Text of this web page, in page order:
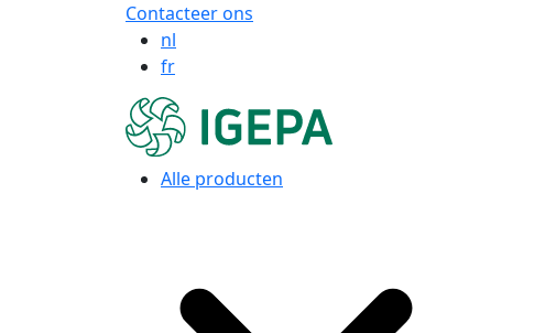
Contacteer ons
nl
fr
Alle producten